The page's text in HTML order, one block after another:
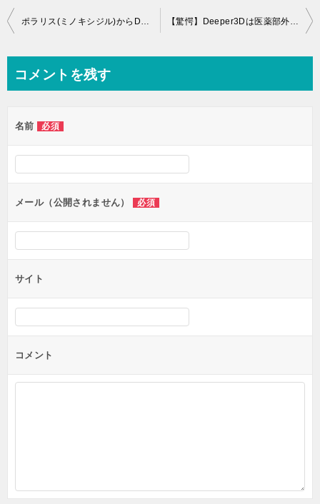
投
ビ
ー
シ
ン
ポラリス(ミノキシジル)からDeeper3D(キャピキシル)に変えた５つの理由 【驚愕】Deeper3Dは医薬部外品の育毛剤じゃないです！
コメントを残す
名前 必須
メール（公開されません） 必須
サイト
コメント